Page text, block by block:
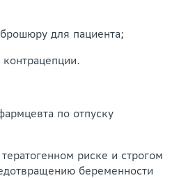
для пациента;
по отпуску
риске и строгом
беременности